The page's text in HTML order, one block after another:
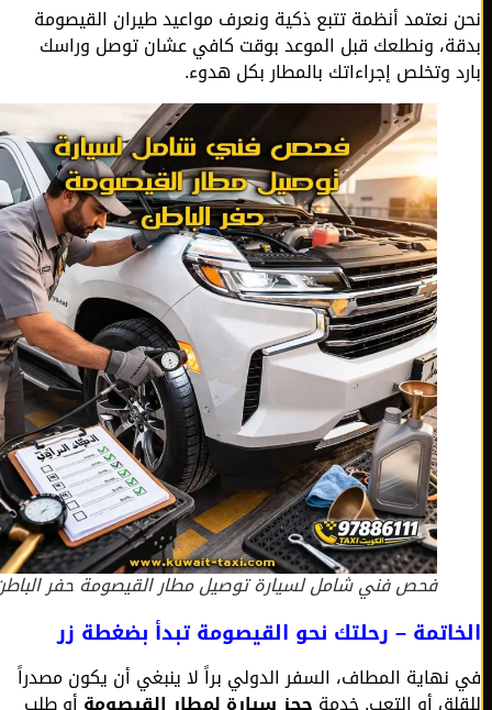
نعتمد أنظمة تتبع ذكية ونعرف مواعيد طيران القيصومة
ونطلعك قبل الموعد بوقت كافي عشان توصل وراسك
وتخلص إجراءاتك بالمطار بكل هدوء.
فحص فني شامل لسيارة توصيل مطار القيصومة حفر الباطن.
– رحلتك نحو القيصومة تبدأ بضغطة زر
المطاف، السفر الدولي براً لا ينبغي أن يكون مصدراً